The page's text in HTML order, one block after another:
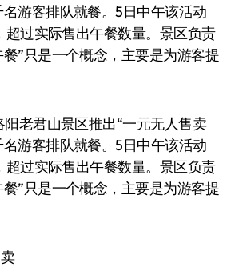
游客排队就餐。5日中午该活动
超过实际售出午餐数量。景区负责
餐”只是一个概念，主要是为游客提
阳老君山景区推出“一元无人售卖
游客排队就餐。5日中午该活动
超过实际售出午餐数量。景区负责
餐”只是一个概念，主要是为游客提